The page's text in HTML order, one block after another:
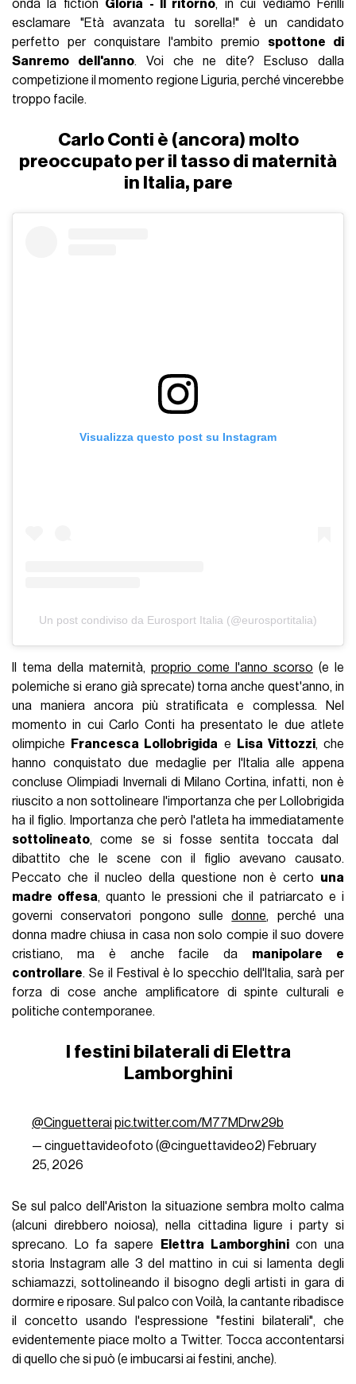
onda la fiction Gloria - Il ritorno, in cui vediamo Ferilli
esclamare "Età avanzata tu sorella!" è un candidato
perfetto per conquistare l'ambito premio spottone di
Sanremo dell'anno. Voi che ne dite? Escluso dalla
competizione il momento regione Liguria, perché vincerebbe
troppo facile.
Carlo Conti è (ancora) molto
preoccupato per il tasso di maternità
in Italia, pare
Visualizza questo post su Instagram
Un post condiviso da Eurosport Italia (@eurosportitalia)
Il tema della maternità,proprio come l'anno scorso (e le
polemiche si erano già sprecate) torna anche quest'anno, in
una maniera ancora più stratificata e complessa. Nel
momento in cui Carlo Conti ha presentato le due atlete
olimpiche
Francesca Lollobrigida e Lisa Vittozzi, che
hanno conquistato due medaglie per l'Italia alle appena
concluse Olimpiadi Invernali di Milano Cortina, infatti, non è
riuscito a non sottolineare l'importanza che per Lollobrigida
ha il figlio. Importanza che però l'atleta ha immediatamente
sottolineato, come se si fosse sentita toccata dal
dibattito che le scene con il figlio avevano causato.
Peccato che il nucleo della questione non è certo una
madre offesa, quanto le pressioni che il patriarcato e i
governi conservatori pongono sulledonne, perché una
donna madre chiusa in casa non solo compie il suo dovere
cristiano, ma è anche facile da manipolare e
controllare. Se il Festival è lo specchio dell'Italia, sarà per
forza di cose anche amplificatore di spinte culturali e
politiche contemporanee.
I festini bilaterali di Elettra
Lamborghini
@Cinguetterai pic.twitter.com/M77MDrw29b
— cinguettavideofoto (@cinguettavideo2) February
25, 2026
Se sul palco dell'Ariston la situazione sembra molto calma
(alcuni direbbero noiosa), nella cittadina ligure i party si
sprecano. Lo fa sapere
Elettra Lamborghinicon una
storia Instagram alle 3 del mattino in cui si lamenta degli
schiamazzi, sottolineando il bisogno degli artisti in gara di
dormire e riposare. Sul palco con Voilà, la cantante ribadisce
il concetto usando l'espressione "festini bilaterali", che
evidentemente piace molto a Twitter. Tocca accontentarsi
di quello che si può (e imbucarsi ai festini, anche).